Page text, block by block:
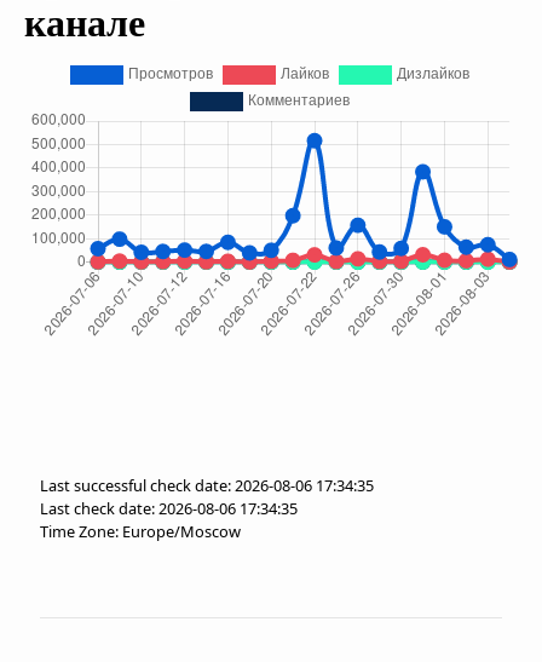
канале
Last successful check date: 2026-08-06 17:34:35
Last check date: 2026-08-06 17:34:35
Time Zone: Europe/Moscow